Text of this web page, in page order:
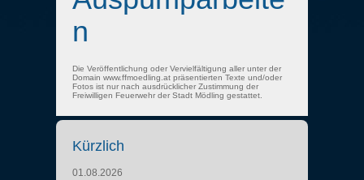
n
Die Veröffentlichung oder Vervielfältigung aller unter der
Domain www.ffmoedling.at präsentierten Texte und/oder
Fotos ist nur nach ausdrücklicher Zustimmung der
Freiwilligen Feuerwehr der Stadt Mödling gestattet.
Kürzlich
01.08.2026